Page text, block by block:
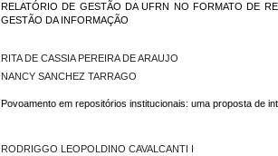
RELATÓRIO DE GESTÃO DA UFRN NO FORMATO DE
GESTÃO DA INFORMAÇÃO
RITA DE CASSIA PEREIRA DE ARAUJO
NANCY SANCHEZ TARRAGO
Povoamento em repositórios institucionais: uma proposta de
RODRIGGO LEOPOLDINO CAVALCANTI I